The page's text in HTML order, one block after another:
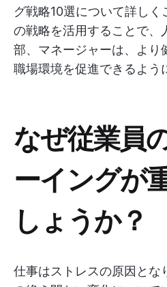
グ戦略10選について詳しく
の戦略を活用することで、
部、マネージャーは、より
職場環境を促進できるよう
なぜ従業員
ーイングが
しょうか？
仕事はストレスの原因とな